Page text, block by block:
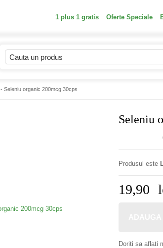
1 plus 1 gratis Oferte Speciale
- Seleniu organic 200mcg 30cps
Seleniu
Produsul este
19,90
Doriti sa aflati